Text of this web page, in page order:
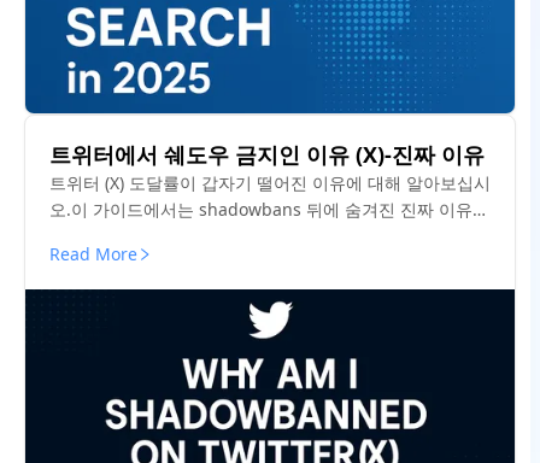
트위터에서 쉐도우 금지인 이유 (X)-진짜 이유
트위터 (X) 도달률이 갑자기 떨어진 이유에 대해 알아보십시
오.이 가이드에서는 shadowbans 뒤에 숨겨진 진짜 이유와
Read More